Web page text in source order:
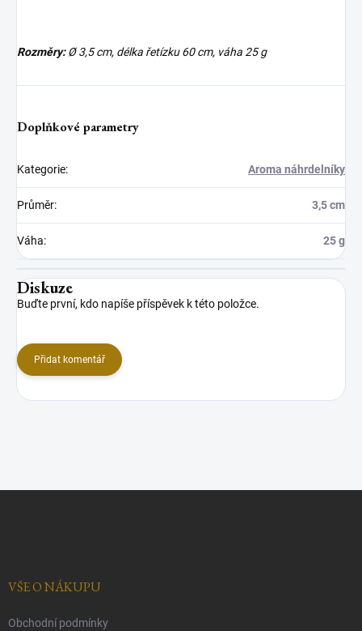
Rozměry:Ø 3,5 cm, délka řetízku 60 cm, váha 25 g
Doplňkové parametry
Kategorie: Aroma náhrdelníky
Průměr: 3,5 cm
Váha: 25 g
Diskuze
Buďte první, kdo napíše příspěvek k této položce.
Přidat komentář
VŠE O NÁKUPU
Obchodní podmínky